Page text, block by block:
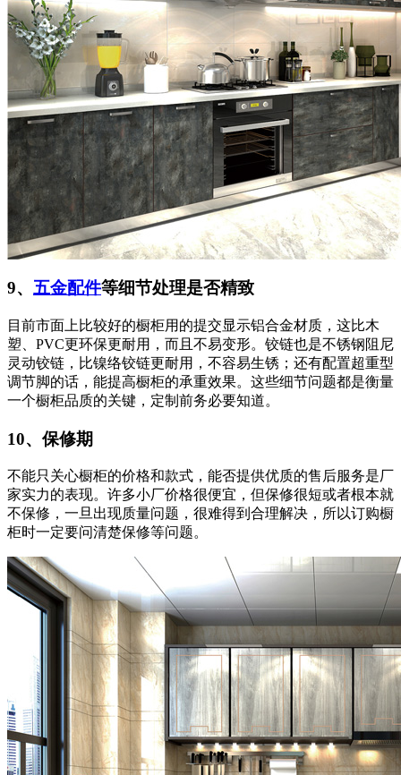
9、 五金配件等细节处理是否精致
目前市面上比较好的橱柜用的提交显示铝合金材质，这比木
塑、PVC更环保更耐用，而且不易变形。铰链也是不锈钢阻尼
灵动铰链，比镍络铰链更耐用，不容易生锈；还有配置超重型
调节脚的话，能提高橱柜的承重效果。这些细节问题都是衡量
一个橱柜品质的关键，定制前务必要知道。
10、保修期
不能只关心橱柜的价格和款式，能否提供优质的售后服务是厂
家实力的表现。许多小厂价格很便宜，但保修很短或者根本就
不保修，一旦出现质量问题，很难得到合理解决，所以订购橱
柜时一定要问清楚保修等问题。